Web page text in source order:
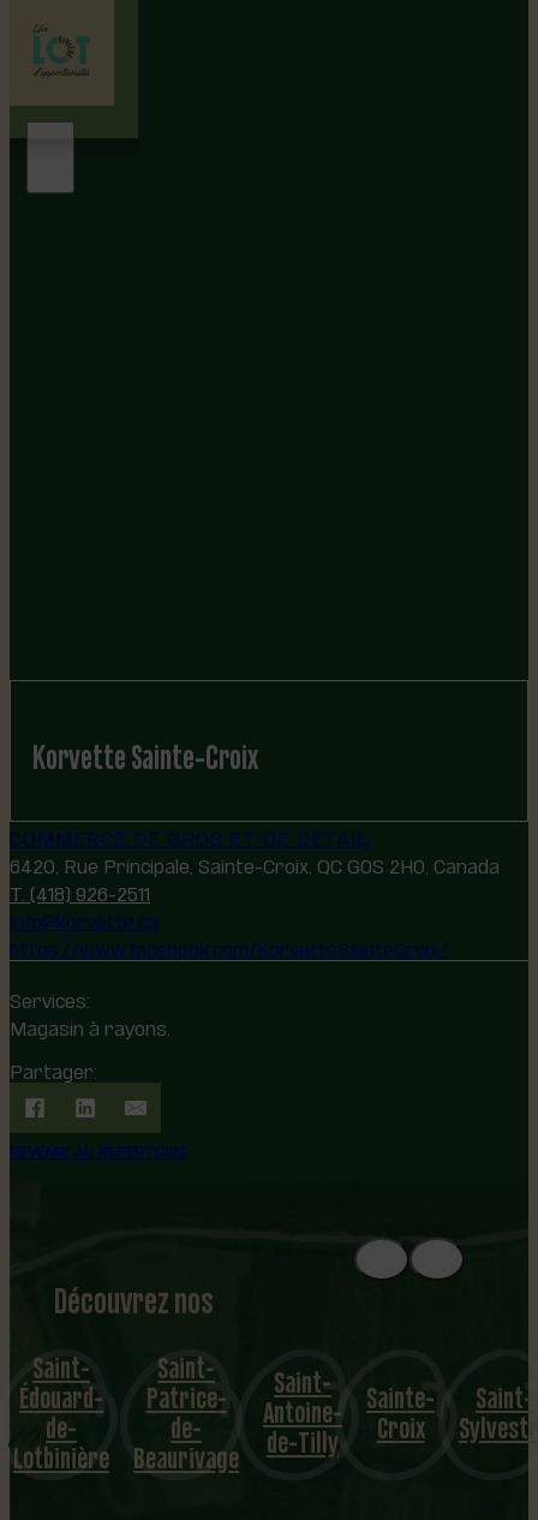
Korvette Sainte-Croix
COMMERCE DE GROS ET DE DÉTAIL
6420, Rue Principale, Sainte-Croix, QC G0S 2H0, Canada
T. (418) 926-2511
info@korvette.ca
https://www.facebook.com/KorvetteSainteCroix/
Services:
Magasin à rayons.
Partager:
REVENIR AU RÉPERTOIRE
Découvrez nos
1
8
mu
nicipalités
Saint-
Édouard-
de-
Lotbinière
Saint-
Patrice-
de-
Beaurivage
Saint-
Antoine-
de-Tilly
Sainte-
Croix
Saint-